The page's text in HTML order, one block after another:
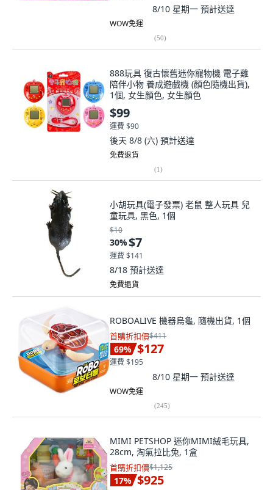
8/10 星期一 預計送達
WOW免運
(50)
888玩具 復古懷舊迷你寵物機 電子雞
陪伴小物 養成遊戲機 (顏色隨機出貨),
1個, 女生顏色, 女生顏色
$99
運費 $90
後天 8/8 (六) 預計送達
免費退貨
(1)
小胡玩具(電子發票) 老鼠 整人玩具 兒
童玩具, 黑色, 1個
$10
30%$7
運費 $141
8/18 預計送達
免費退貨
ROBOALIVE 機器烏龜, 隨機出貨, 1個
首購折扣價$411
69% $127
運費 $195
8/10 星期一 預計送達
WOW免運
(245)
MIMI PETSHOP 迷你MIMI絨毛玩具,
28cm, 淘氣拉比兔, 1盒
首購折扣價$1,125
17% $925